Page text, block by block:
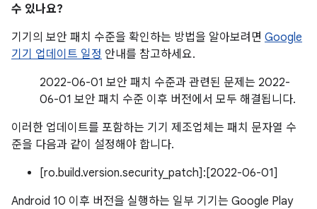
수 있나요?
기기의 보안 패치 수준을 확인하는 방법을 알아보려면 Google
기기 업데이트 일정 안내를 참고하세요.
2022-06-01 보안 패치 수준과 관련된 문제는 2022-
06-01 보안 패치 수준 이후 버전에서 모두 해결됩니다.
이러한 업데이트를 포함하는 기기 제조업체는 패치 문자열 수
준을 다음과 같이 설정해야 합니다.
[ro.build.version.security_patch]:[2022-06-01]
Android 10 이후 버전을 실행하는 일부 기기는 Google Play